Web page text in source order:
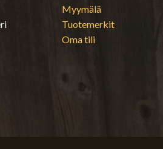
Myymälä
Tuotemerkit
Oma tili